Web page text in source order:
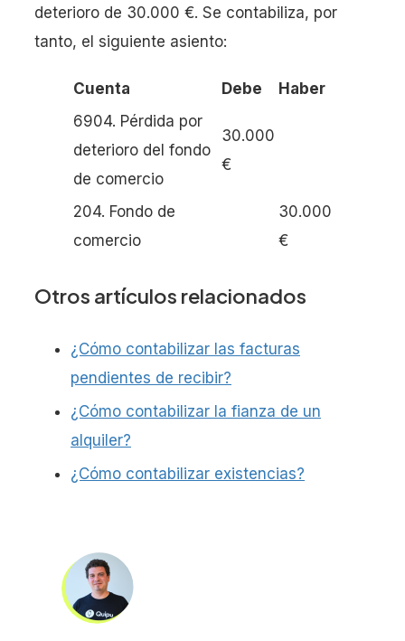
deterioro de 30.000 €. Se contabiliza, por
tanto, el siguiente asiento:
Cuenta Debe
Haber
6904. Pérdida por
deterioro del fondo
de comercio
30.000
€
204. Fondo de
comercio
30.000
€
Otros artículos relacionados
¿Cómo contabilizar las facturas
pendientes de recibir?
¿Cómo contabilizar la fianza de un
alquiler?
¿Cómo contabilizar existencias?